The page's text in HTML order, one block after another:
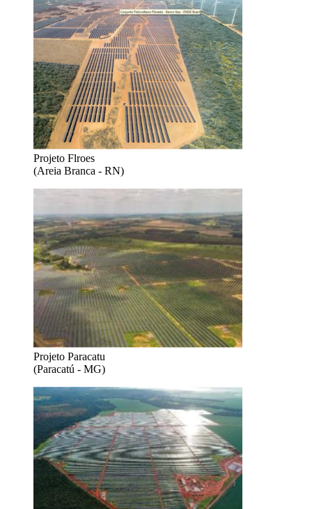
Projeto Flroes
(Areia Branca - RN)
Projeto Paracatu
(Paracatú - MG)